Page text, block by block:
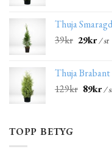
Thuja
39kr 29kr/ st
Thuja
129kr 89kr/
TOPP BETYG